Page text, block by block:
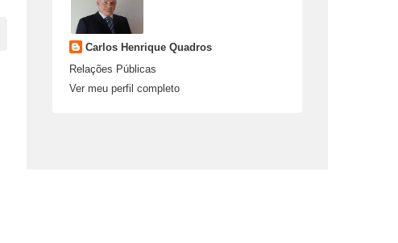
Carlos Henrique Quadros
Relações Públicas
Ver meu perfil completo